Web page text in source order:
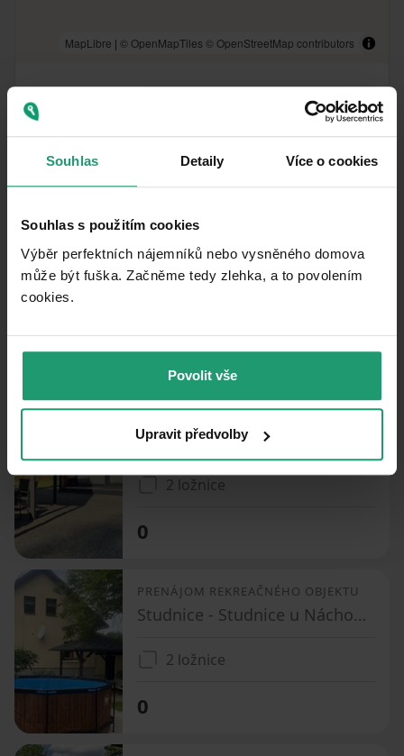
Souhlas Detaily Více o cookies
Souhlas s použitím cookies
Výběr perfektních nájemníků nebo vysněného domova
může být fuška. Začněme tedy zlehka, a to povolením
cookies.​
Povolit vše
Upravit předvolby
MapLibre | © OpenMapTiles © OpenStreetMap contributors
Vzdialenosť k
Podobné ponuky ako táto
PRENÁJOM CHATA/CHALUPA
PRENÁJOM REKREAČNÉHO OBJEKTU
2 ložnice
0
PRENÁJOM REKREAČNÉHO OBJEKTU
Studnice - Studnice u Náchoda, Královéhradecký kraj
2 ložnice
0